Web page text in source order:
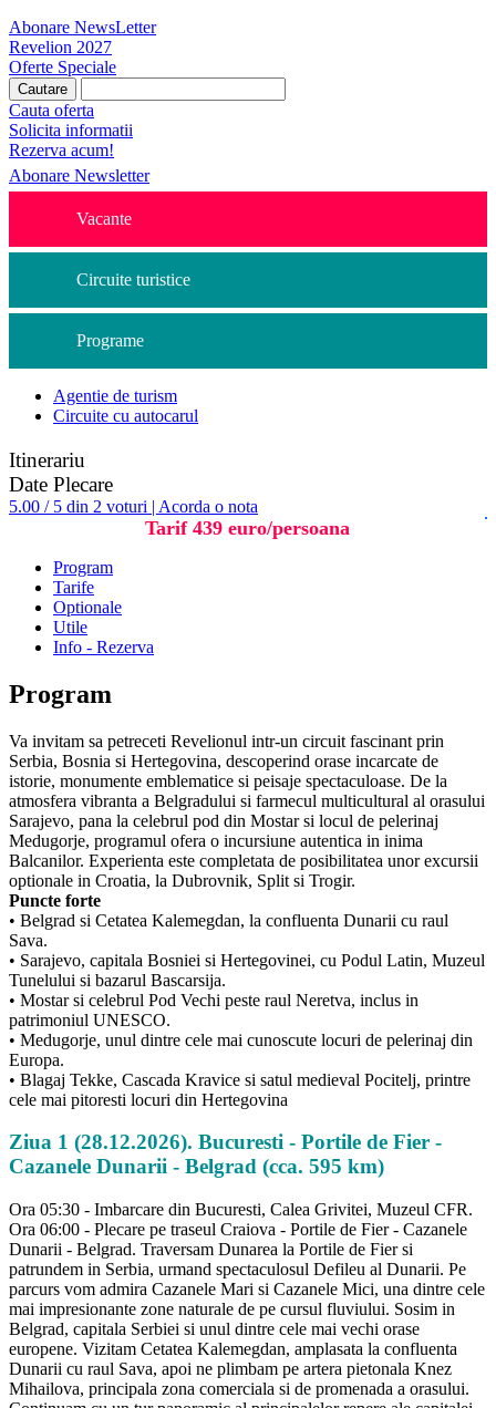
Abonare NewsLetter
Revelion 2027
Oferte Speciale
Cauta oferta
Solicita informatii
Rezerva acum!
Abonare Newsletter
Vacante
Circuite turistice
Programe
Agentie de turism
Circuite cu autocarul
Itinerariu
Date Plecare
5.00 / 5 din 2 voturi | Acorda o nota
Tarif 439 euro/persoana
Program
Tarife
Optionale
Utile
Info - Rezerva
Program
Va invitam sa petreceti Revelionul intr-un circuit fascinant prin
Serbia, Bosnia si Hertegovina, descoperind orase incarcate de
istorie, monumente emblematice si peisaje spectaculoase. De la
atmosfera vibranta a Belgradului si farmecul multicultural al orasului
Sarajevo, pana la celebrul pod din Mostar si locul de pelerinaj
Medugorje, programul ofera o incursiune autentica in inima
Balcanilor. Experienta este completata de posibilitatea unor excursii
optionale in Croatia, la Dubrovnik, Split si Trogir.
Puncte forte
• Belgrad si Cetatea Kalemegdan, la confluenta Dunarii cu raul
Sava.
• Sarajevo, capitala Bosniei si Hertegovinei, cu Podul Latin, Muzeul
Tunelului si bazarul Bascarsija.
• Mostar si celebrul Pod Vechi peste raul Neretva, inclus in
patrimoniul UNESCO.
• Medugorje, unul dintre cele mai cunoscute locuri de pelerinaj din
Europa.
• Blagaj Tekke, Cascada Kravice si satul medieval Pocitelj, printre
cele mai pitoresti locuri din Hertegovina
Ziua 1 (28.12.2026). Bucuresti - Portile de Fier -
Cazanele Dunarii - Belgrad (cca. 595 km)
Ora 05:30 - Imbarcare din Bucuresti, Calea Grivitei, Muzeul CFR.
Ora 06:00 - Plecare pe traseul Craiova - Portile de Fier - Cazanele
Dunarii - Belgrad. Traversam Dunarea la Portile de Fier si
patrundem in Serbia, urmand spectaculosul Defileu al Dunarii. Pe
parcurs vom admira Cazanele Mari si Cazanele Mici, una dintre cele
mai impresionante zone naturale de pe cursul fluviului. Sosim in
Belgrad, capitala Serbiei si unul dintre cele mai vechi orase
europene. Vizitam Cetatea Kalemegdan, amplasata la confluenta
Dunarii cu raul Sava, apoi ne plimbam pe artera pietonala Knez
Mihailova, principala zona comerciala si de promenada a orasului.